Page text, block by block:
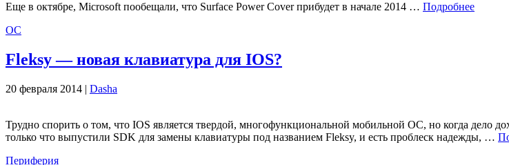
Еще в октябре, Microsoft пообещали, что Surface Power Cover прибудет в начале 2014 … Подробнее
ОС
Fleksy — новая клавиатура для IOS?
20 февраля 2014 | Dasha
Трудно спорить о том, что IOS является твердой, многофункциональной мобильной ОС, но когда дело
только что выпустили SDK для замены клавиатуры под названием Fleksy, и есть проблеск надежды, …
Периферия